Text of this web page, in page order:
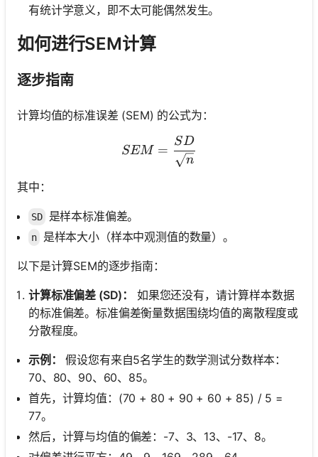
有统计学意义，即不太可能偶然发生。
如何进行SEM计算
逐步指南
计算均值的标准误差 (SEM) 的公式为：
SEM =
SEM =
n
SD
其中：
SD 是样本标准偏差。
n 是样本大小（样本中观测值的数量）。
以下是计算SEM的逐步指南：
计算标准偏差 (SD)：
如果您还没有，请计算样本数据
的标准偏差。标准偏差衡量数据围绕均值的离散程度或
分散程度。
示例：
假设您有来自5名学生的数学测试分数样本：
70、80、90、60、85。
首先，计算均值：(70 + 80 + 90 + 60 + 85) / 5 =
77。
然后，计算与均值的偏差：-7、3、13、-17、8。